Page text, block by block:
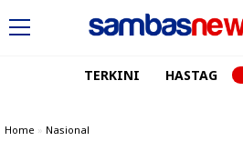
TERKINI HASTAG
Home » Nasional